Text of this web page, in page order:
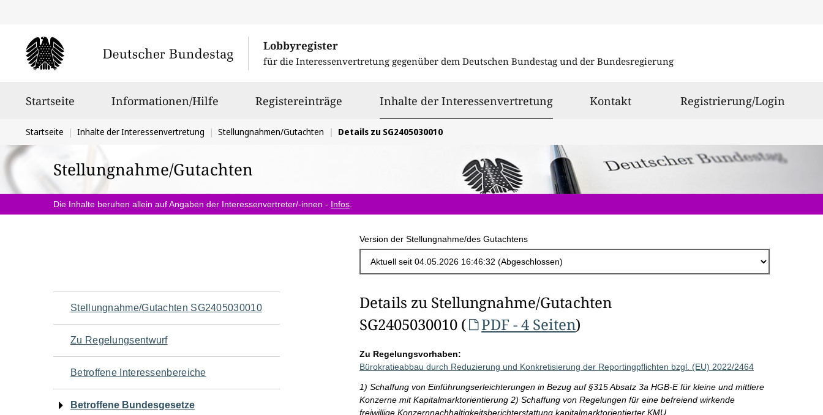
Lobbyregister
für die Interessenvertretung gegenüber dem Deutschen Bundestag und der Bundesregierung
Startseite Informationen/Hilfe Registereinträge Inhalte der Interessenvertretungausgewählt
Kontakt Registrierung/Login
Sie
befinden
sich
hier:
Startseite Inhalte der Interessenvertretung Stellungnahmen/Gutachten Details zu SG2405030010
Stellungnahme/Gutachten
Die Inhalte beruhen allein auf Angaben der Interessenvertreter/-innen - Infos
Version der Stellungnahme/des Gutachtens
Navigation
für
den
Seiteninhalt
Stellungnahme/Gutachten SG2405030010
Zu Regelungsentwurf
Betroffene Interessenbereiche
Betroffene Bundesgesetze
Details zu Stellungnahme/Gutachten
SG2405030010 (
PDF - 4 Seiten)
Zu Regelungsvorhaben:
Bürokratieabbau durch Reduzierung und Konkretisierung der Reportingpflichten bzgl. (EU) 2022/2464
1) Schaffung von Einführungserleichterungen in Bezug auf §315 Absatz 3a HGB-E für kleine und mittlere
Konzerne mit Kapitalmarktorientierung 2) Schaffung von Regelungen für eine befreiend wirkende
freiwillige Konzernnachhaltigkeitsberichterstattung kapitalmarktorientierter KMU